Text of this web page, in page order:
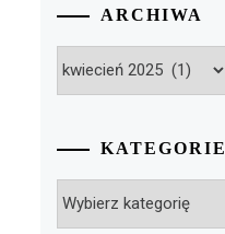
ARCHIWA
KATEGORIE